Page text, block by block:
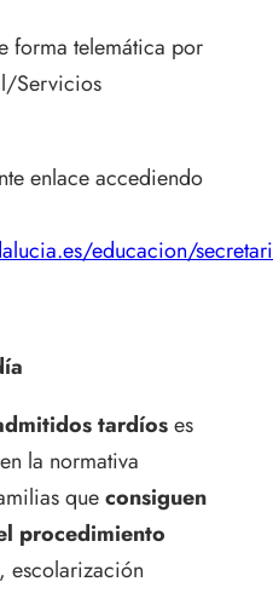
forma telemática por
Servicios
enlace accediendo
educacion/
tardíoses
la normativa
queconsiguen
procedimiento
escolarización